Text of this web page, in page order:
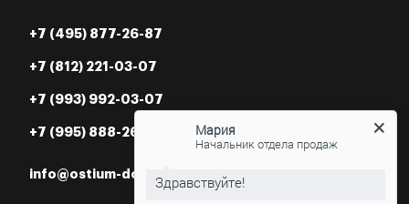
+7 (495) 877-26-87
+7 (812) 221-03-07
+7 (993) 992-03-07
+7 (995) 888-26-87
info@ostium-doors.ru
Мария
Начальник отдела продаж
Здравствуйте!